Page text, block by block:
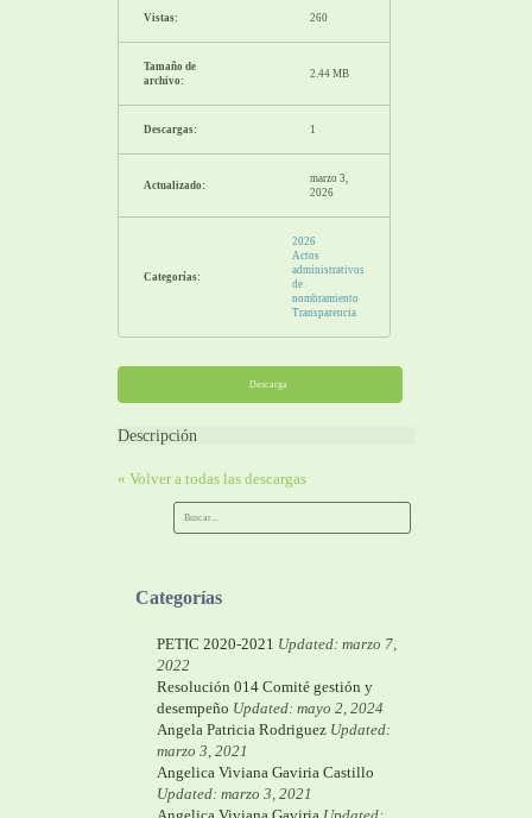
Vistas: 260
Tamaño de
archivo:
2.44 MB
Descargas: 1
Actualizado:
marzo 3,
2026
Categorías:
2026
Actos
administrativos
de
nombramiento
Transparencia
Descarga
Descripción
« Volver a todas las descargas
Categorías
PETIC 2020-2021 Updated: marzo 7,
2022
Resolución 014 Comité gestión y
desempeño Updated: mayo 2, 2024
Angela Patricia Rodriguez Updated:
marzo 3, 2021
Angelica Viviana Gaviria Castillo
Updated: marzo 3, 2021